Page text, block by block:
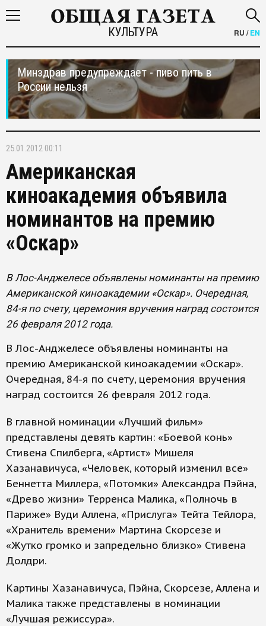
КУЛЬТУРА RU /EN
Минздрав предупреждает - пиво пить в
России нельзя
25.01.2012 00:11
Американская
киноакадемия объявила
номинантов на премию
«Оскар»
В Лос-Анджелесе объявлены номинанты на премию
Американской киноакадемии «Оскар». Очередная,
84-я по счету, церемония вручения наград состоится
26 февраля 2012 года.
В Лос-Анджелесе объявлены номинанты на
премию Американской киноакадемии «Оскар».
Очередная, 84-я по счету, церемония вручения
наград состоится 26 февраля 2012 года.
В главной номинации «Лучший фильм»
представлены девять картин: «Боевой конь»
Стивена Спилберга, «Артист» Мишеля
Хазанавичуса, «Человек, который изменил все»
Беннетта Миллера, «Потомки» Александра Пэйна,
«Древо жизни» Терренса Малика, «Полночь в
Париже» Вуди Аллена, «Прислуга» Тейта Тейлора,
«Хранитель времени» Мартина Скорсезе и
«Жутко громко и запредельно близко» Стивена
Долдри.
Картины Хазанавичуса, Пэйна, Скорсезе, Аллена и
Малика также представлены в номинации
«Лучшая режиссура».